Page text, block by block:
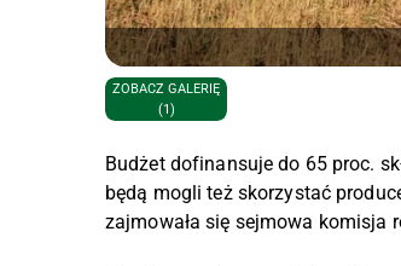
ZOBACZ GALERIĘ
(1)
Budżet dofinansuje do 65 proc.
będą mogli też skorzystać
zajmowała się sejmowa komisja